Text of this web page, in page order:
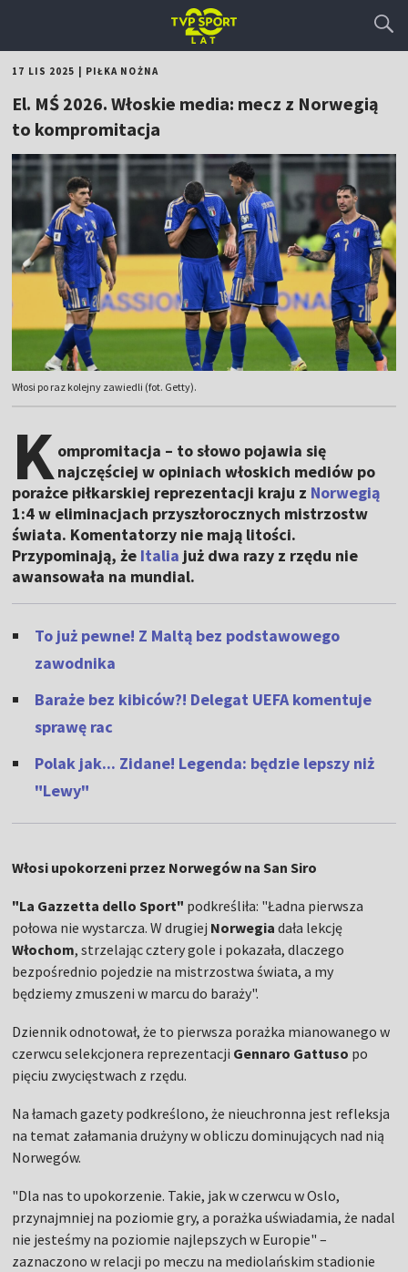
17 LIS 2025 PIŁKA NOŻNA
El. MŚ 2026. Włoskie media: mecz z Norwegią
to kompromitacja
Włosi po raz kolejny zawiedli (fot. Getty).
Kompromitacja – to słowo pojawia się
najczęściej w opiniach włoskich mediów po
porażce piłkarskiej reprezentacji kraju z Norwegią
1:4 w eliminacjach przyszłorocznych mistrzostw
świata. Komentatorzy nie mają litości.
Przypominają, że Italia już dwa razy z rzędu nie
awansowała na mundial.
To już pewne! Z Maltą bez podstawowego
zawodnika
Baraże bez kibiców?! Delegat UEFA komentuje
sprawę rac
Polak jak... Zidane! Legenda: będzie lepszy niż
"Lewy"
Włosi upokorzeni przez Norwegów na San Siro
"La Gazzetta dello Sport" podkreśliła: "Ładna pierwsza
połowa nie wystarcza. W drugiej Norwegia dała lekcję
Włochom, strzelając cztery gole i pokazała, dlaczego
bezpośrednio pojedzie na mistrzostwa świata, a my
będziemy zmuszeni w marcu do baraży".
Dziennik odnotował, że to pierwsza porażka mianowanego w
czerwcu selekcjonera reprezentacji Gennaro Gattuso po
pięciu zwycięstwach z rzędu.
Na łamach gazety podkreślono, że nieuchronna jest refleksja
na temat załamania drużyny w obliczu dominujących nad nią
Norwegów.
"Dla nas to upokorzenie. Takie, jak w czerwcu w Oslo,
przynajmniej na poziomie gry, a porażka uświadamia, że nadal
nie jesteśmy na poziomie najlepszych w Europie" –
zaznaczono w relacji po meczu na mediolańskim stadionie